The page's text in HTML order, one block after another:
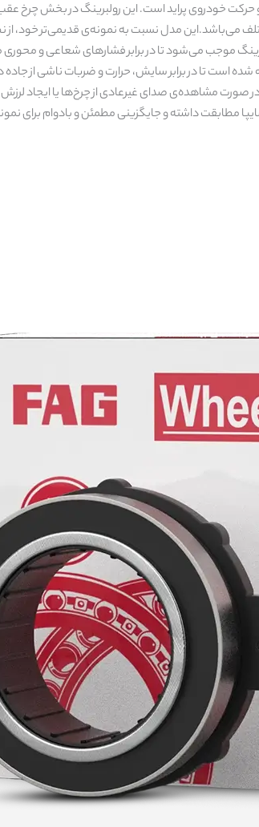
از جمله قطعات کلیدی در سیستم تعلیق و حرکت خودروی پراید است. این
مدل نسبت به نمونه‌ی قدیمی‌تر خود، از
و مهندسی‌شده‌ی این رولبرینگ موجب می‌شود تا در برابر فشارهای
تا در برابر سایش، حرارت و ضربات ناشی از جاده
مشاهده‌ی صدای غیرعادی از چرخ‌ها یا ایجاد
مطابقت داشته و جایگزینی مطمئن و بادوام برای